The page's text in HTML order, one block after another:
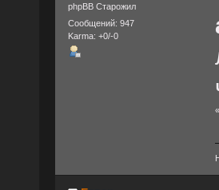
phpBB Старожил
Сообщений: 947
Karma: +0/-0
«